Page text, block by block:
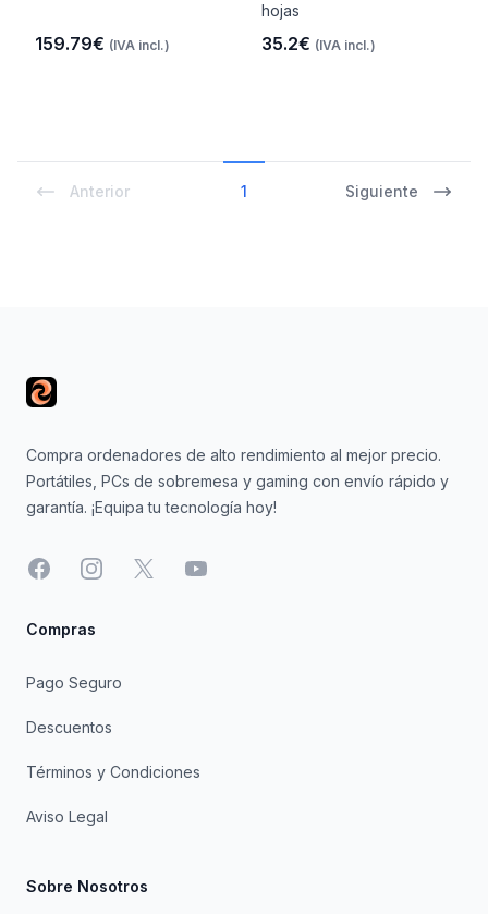
159.79€ (IVA incl.)
hojas
35.2€ (IVA incl.)
Anterior 1 Siguiente
Compra ordenadores de alto rendimiento al mejor precio.
Portátiles, PCs de sobremesa y gaming con envío rápido y
garantía. ¡Equipa tu tecnología hoy!
FacebookInstagram
X YouTube
Compras
Pago Seguro
Descuentos
Términos y Condiciones
Aviso Legal
Sobre Nosotros